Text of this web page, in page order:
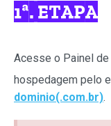
1ª. ETAPA
Acesse o Painel
hospedagem pelo
dominio(.com.br).